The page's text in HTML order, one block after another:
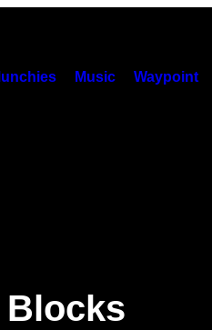
Music Waypoint
Blocks